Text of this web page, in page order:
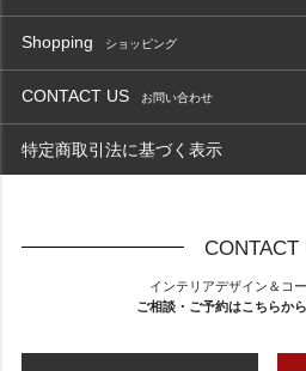
Shopping ショッピング
CONTACT US お問い合わせ
特定商取引法に基づく表示
CONTACT
インテリアデザイン＆コ
ご相談・ご予約はこちらか